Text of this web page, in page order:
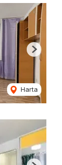
Harta
Next